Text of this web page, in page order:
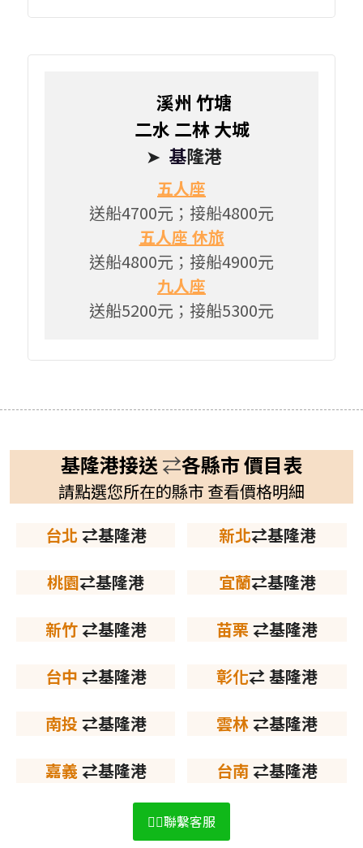
       溪州 竹塘
      二水 二林 大城
➤ 基隆港
五人座
送船4700元；接船4800元
五人座 休旅
送船4800元；接船4900元
九人座
送船5200元；接船5300元
基隆港接送 ⇄各縣市 價目表
請點選您所在的縣市 查看價格明細
台北 ⇄基隆港 新北⇄基隆港
桃園⇄基隆港 宜蘭⇄基隆港
新竹 ⇄基隆港 苗栗 ⇄基隆港
台中 ⇄基隆港 彰化⇄ 基隆港
南投 ⇄基隆港 雲林 ⇄基隆港
嘉義 ⇄基隆港 台南 ⇄基隆港
👉🏻聯繫客服